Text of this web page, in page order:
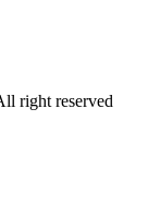
right reserved